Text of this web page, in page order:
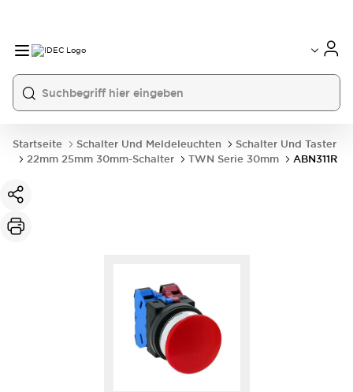
Startseite Schalter Und Meldeleuchten
Schalter Und Taster
22mm 25mm 30mm-Schalter
TWN Serie 30mm ABN311R